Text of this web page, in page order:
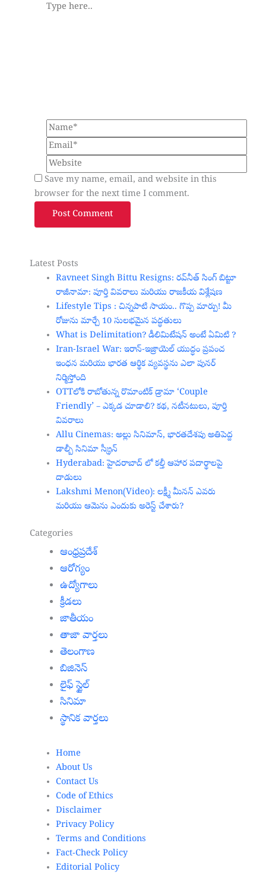
Type
Name*
Email*
Website
Save my name, email, and website in this
browser for the next time I comment.
Latest Posts
Ravneet Singh Bittu Resigns: రవ్‌నీత్ సింగ్ బిట్టూ
రాజీనామా: పూర్తి వివరాలు మరియు రాజకీయ విశ్లేషణ
Lifestyle Tips : చిన్నపాటి సాయం.. గొప్ప మార్పు! మీ
రోజును మార్చే 10 సులభమైన పద్ధతులు
What is Delimitation? డీలిమిటేషన్ అంటే ఏమిటి ?
Iran-Israel War: ఇరాన్-ఇజ్రాయెల్ యుద్ధం ప్రపంచ
ఇంధన మరియు భారత ఆర్థిక వ్యవస్థను ఎలా పునర్
నిర్మిస్తోంది
OTTలోకి రాబోతున్న రొమాంటిక్ డ్రామా ‘Couple
Friendly’ – ఎక్కడ చూడాలి? కథ, నటీనటులు, పూర్తి
వివరాలు
Allu Cinemas: అల్లు సినిమాస్, భారతదేశపు అతిపెద్ద
డాల్బీ సినిమా స్క్రీన్‌
Hyderabad: హైదరాబాద్‌ లో కల్తీ ఆహార పదార్థాలపై
దాడులు
Lakshmi Menon(Video): లక్ష్మీ మీనన్ ఎవరు
మరియు ఆమెను ఎందుకు అరెస్ట్ చేశారు?
Categories
ఆంధ్రప్రదేశ్
ఆరోగ్యం
ఉద్యోగాలు
క్రీడలు
జాతీయం
తాజా వార్తలు
తెలంగాణ
బిజినెస్
లైఫ్ స్టైల్
సినిమా
స్థానిక వార్తలు
Home
About Us
Contact Us
Code of Ethics
Disclaimer
Privacy Policy
Terms and Conditions
Fact-Check Policy
Editorial Policy